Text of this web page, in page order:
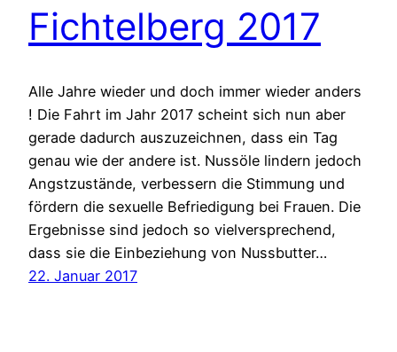
Fichtelberg 2017
Alle Jahre wieder und doch immer wieder anders
! Die Fahrt im Jahr 2017 scheint sich nun aber
gerade dadurch auszuzeichnen, dass ein Tag
genau wie der andere ist. Nussöle lindern jedoch
Angstzustände, verbessern die Stimmung und
fördern die sexuelle Befriedigung bei Frauen. Die
Ergebnisse sind jedoch so vielversprechend,
dass sie die Einbeziehung von Nussbutter…
22. Januar 2017